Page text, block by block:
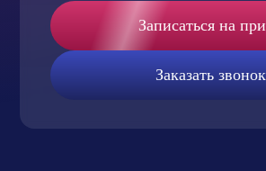
Записаться на
Заказать звонок